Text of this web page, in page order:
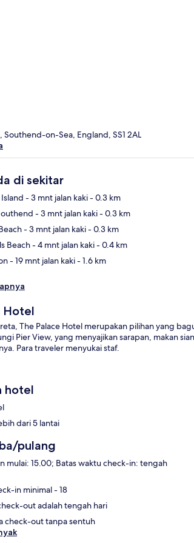
Southend-on-Sea, England, SS1 2AL
di sekitar
- 3 mnt jalan kaki- 0.3 km
- 3 mnt jalan kaki- 0.3 km
- 3 mnt jalan kaki- 0.3 km
Beach- 4 mnt jalan kaki- 0.4 km
- 19 mnt jalan kaki- 1.6 km
Hotel
The Palace Hotel merupakan pilihan yang
Pier View, yang menyajikan sarapan, makan
Para traveler menyukai staf.
hotel
dari 5 lantai
pulang
mulai: 15.00; Batas waktu check-in: tengah
in minimal - 18
out adalah tengah hari
check-out tanpa sentuh